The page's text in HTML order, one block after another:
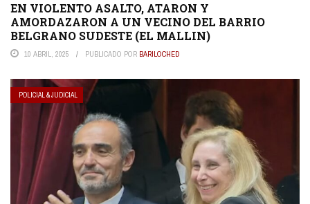
EN VIOLENTO ASALTO, ATARON Y
AMORDAZARON A UN VECINO DEL BARRIO
BELGRANO SUDESTE (EL MALLIN)
10 ABRIL, 2025 PUBLICADO POR BARILOCHED
POLICIAL & JUDICIAL